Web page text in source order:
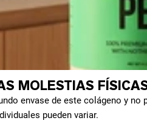
MOLESTIAS
envase de este colágeno y
pueden variar.